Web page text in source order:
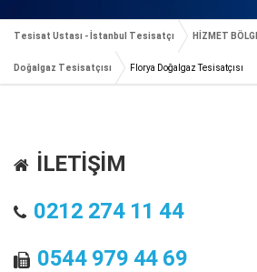
Tesisat Ustası - İstanbul Tesisatçı HİZMET
Doğalgaz Tesisatçısı Florya Doğalgaz Tesisatçısı
İLETİŞİM
0212 274 11 44
0544 979 44 69